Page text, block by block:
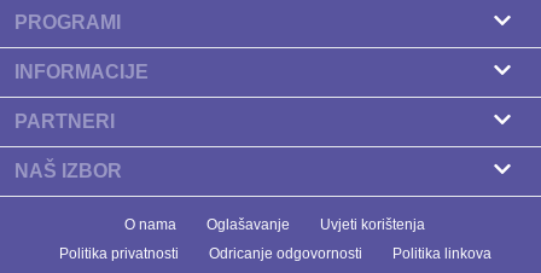
O nama
Kontakt
Naši partneri
Newsletter
Baneri
PROGRAMI
Program za uzgajivače
INFORMACIJE
Pronađite uzgajivača
Pasmine
Zdravlje mačaka
PARTNERI
Zdravlje Fitness
NAŠ IZBOR
O nama Oglašavanje
Uvjeti korištenja
Politika privatnosti
Odricanje odgovornosti Politika linkova